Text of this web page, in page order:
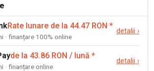
Rate lunare de la 44.47 RON *
· finanțare 100% online
detalii ›
de la 43.86 RON / lună *
· finanțare online
detalii ›